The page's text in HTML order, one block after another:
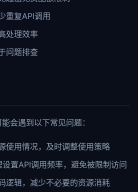
重复API调用
处理效率
问题排查
会遇到以下常见问题：
使用情况，及时调整使用策略
置API调用频率，避免被限制访问
逻辑，减少不必要的资源消耗